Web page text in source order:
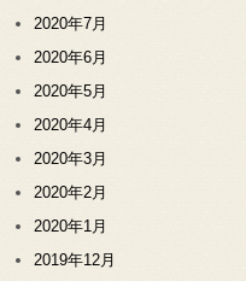
2020年7月
2020年6月
2020年5月
2020年4月
2020年3月
2020年2月
2020年1月
2019年12月